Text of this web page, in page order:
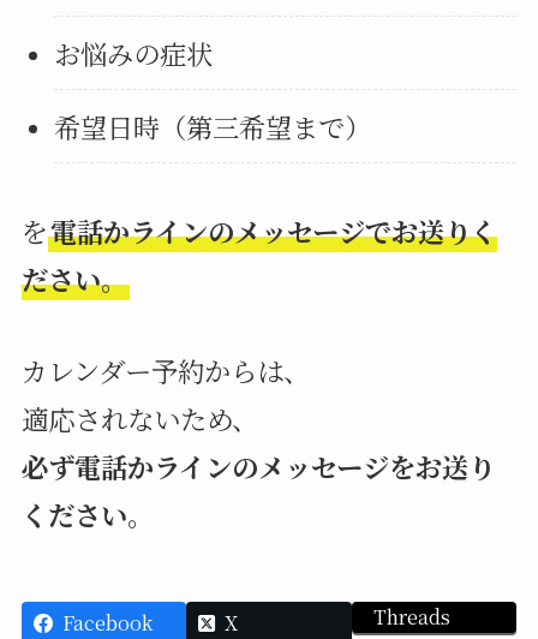
お悩みの症状
希望日時（第三希望まで）
を電話かラインのメッセージでお送りく
ださい。
カレンダー予約からは、
適応されないため、
必ず電話かラインのメッセージをお送り
ください。
Facebook X
Threads